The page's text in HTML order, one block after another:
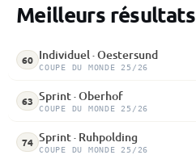
Meilleurs résultats
60 Individuel · Oestersund
COUPE DU MONDE 25/26
63 Sprint · Oberhof
COUPE DU MONDE 25/26
74 Sprint · Ruhpolding
COUPE DU MONDE 25/26